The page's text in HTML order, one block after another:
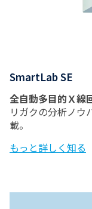
SmartLab SE
全自動多目的Ｘ線
リガクの分析ノウ
載。
もっと詳しく知る